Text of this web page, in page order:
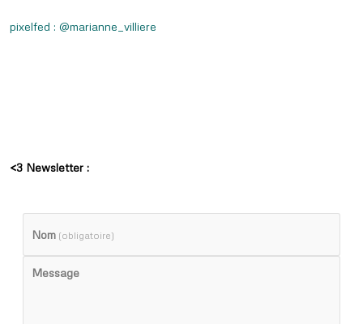
pixelfed : @marianne_villiere
<3 Newsletter :
Nom (obligatoire)
Message